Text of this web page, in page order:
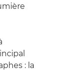
: la